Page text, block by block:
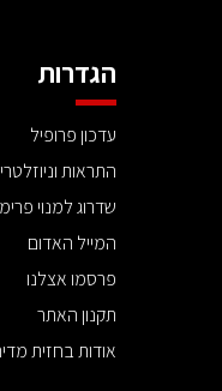
הגדרות
עדכון פרופיל
התראות
שדרוג למנוי
המייל האדום
פרסמו אצלנו
תקנון האתר
אודות בחזית